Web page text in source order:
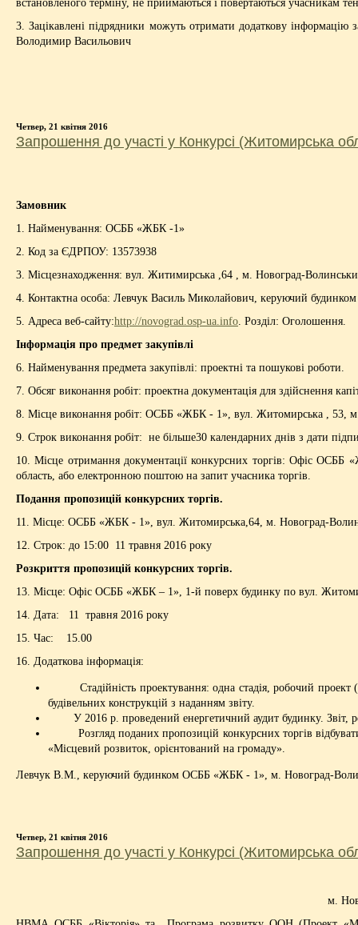
встановленого терміну, не приймаються і повертаються учасникам
3. Зацікавлені підрядники можуть отримати додаткову
Володимир Васильович
Четвер, 21 квітня 2016
Запрошення до участі у Конкурсі (Житомирська
Замовник
1. Найменування: ОСББ «ЖБК -1»
2. Код за ЄДРПОУ: 13573938
3. Місцезнаходження: вул. Житимирська ,64 , м. Новоград-
4. Контактна особа: Левчук Василь Миколайович, керуючий
5. Адреса веб-сайту:http://novograd.osp-ua.info. Розділ: Оголошення.
Інформація про предмет закупівлі
6. Найменування предмета закупівлі: проектні та пошукові роботи.
7. Обсяг виконання робіт: проектна документація для здійснення
8. Місце виконання робіт: ОСББ «ЖБК - 1», вул. Житомирська , 53,
9. Строк виконання робіт: не більше30 календарних днів з дати
10. Місце отримання документації конкурсних торгів: Офіс
область, або електронною поштою на запит учасника торгів.
Подання пропозицій конкурсних торгів.
11. Місце: ОСББ «ЖБК - 1», вул. Житомирська,64, м. Новоград-
12. Строк: до 15:00 11 травня 2016 року
Розкриття пропозицій конкурсних торгів.
13. Місце: Офіс ОСББ «ЖБК – 1», 1-й поверх будинку по вул.
14. Дата: 11 травня 2016 року
15. Час: 15.00
16. Додаткова інформація:
Стадійність проектування: одна стадія, робочий проект
будівельних конструкцій з наданням звіту.
У 2016 р. проведений енергетичний аудит будинку. Звіт,
Розгляд поданих пропозицій конкурсних торгів
«Місцевий розвиток, орієнтований на громаду».
Левчук В.М., керуючий будинком ОСББ «ЖБК - 1», м. Новоград-
Четвер, 21 квітня 2016
Запрошення до участі у Конкурсі (Житомирська
м.